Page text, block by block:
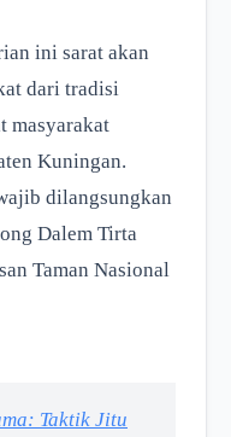
ini sarat akan
dari tradisi
masyarakat
Kuningan.
dilangsungkan
Dalem Tirta
Taman Nasional
Taktik Jitu